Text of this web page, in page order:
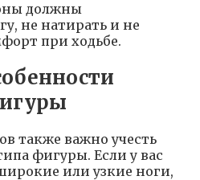
должны
не натирать и не
при ходьбе.
также важно учесть
фигуры. Если у вас
или узкие ноги,